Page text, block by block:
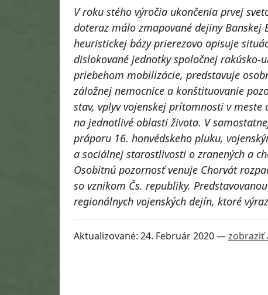
V roku stého výročia ukončenia prvej
doteraz málo zmapované dejiny Banskej
heuristickej bázy prierezovo opisuje
dislokované jednotky spoločnej
priebehom mobilizácie, predstavuje
záložnej nemocnice a konštituovanie
stav, vplyv vojenskej prítomnosti v
na jednotlivé oblasti života. V
práporu 16. honvédskeho pluku,
a sociálnej starostlivosti o zranených a
Osobitnú pozornosť venuje Chorvát
so vznikom Čs. republiky.
regionálnych vojenských dejín, ktoré
Aktualizované: 24. Február 2020—zobraziť